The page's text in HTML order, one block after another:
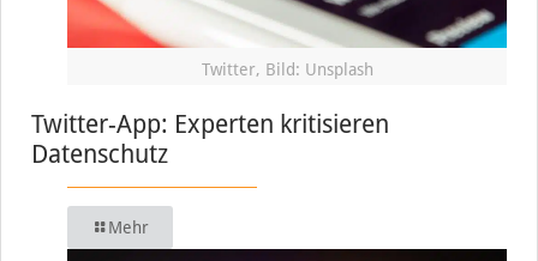
Twitter, Bild: Unsplash
Twitter-App: Experten kritisieren
Datenschutz
Mehr